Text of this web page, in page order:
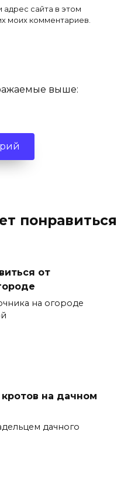
адрес сайта в этом
моих комментариев.
выше:
понравиться
от
на огороде
кротов на дачном
дачного